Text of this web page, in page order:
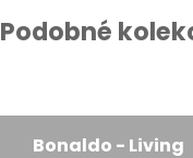
Podobné
Bonaldo - Living